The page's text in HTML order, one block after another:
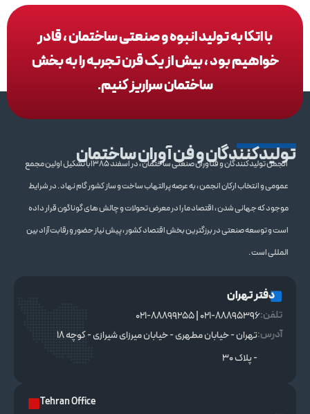
با اتکا به تولید انبوه و صنعتی ساختمان ، قادر
خواهیم بود ، بیش از یک قرن تجربه را به بخش
ساختمان سراریز کنیم.
تولیدکنندگان و فن آوران ساختمانانجمن تولیدکنندگان و فنآوران صنعتی ساختمان ، در اسفند 1385با تشکیل اولین مجمع
عمومی و انتخاب ارکان انجمن ، به عرصه پرالتهاب ساخت و ساز کشور گام نهاد . در شرایط
موجود که جهانی شدن ، اقتصاد ما را در معرض تحولات و چالش های گوناگون قرار داده
است و توسعه صنعتی در برزگترین بخش اقتصاد کشور ، پیش نیاز حضور و رقابت آزاد بین
المللی است .
دفتر تهران
تلفن:021-88895396 | 021-88899255
آدرس:
تهران - خیابان مطهری - خیابان میرزای شیرازی - کوچه ۱۸
- پلاک ۳۰
Tehran Office